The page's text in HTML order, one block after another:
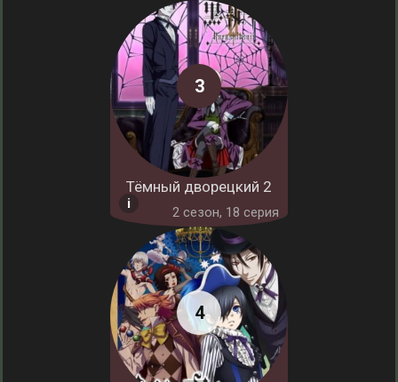
Тёмный дворецкий 2
2 cезон, 18 серия